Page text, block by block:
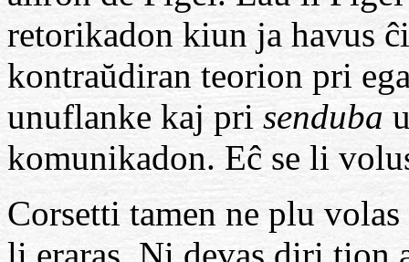
retorikadon kiun ja havus
kontraŭdiran teorion pri
unuflanke kaj pri senduba
komunikadon. Eĉ se li
Corsetti tamen ne plu
li eraras. Ni devas diri